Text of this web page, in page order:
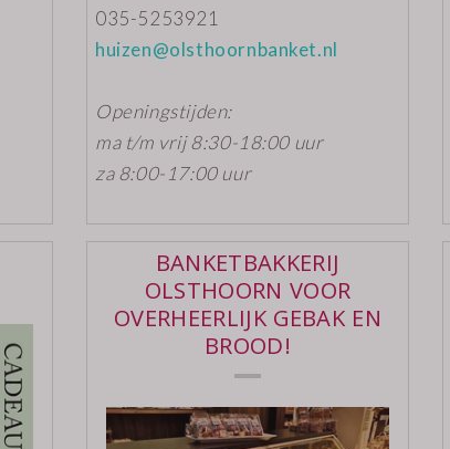
035-5253921
huizen@olsthoornbanket.nl
Openingstijden:
ma t/m vrij 8:30-18:00 uur
za 8:00-17:00 uur
BANKETBAKKERIJ
OLSTHOORN VOOR
OVERHEERLIJK GEBAK EN
BROOD!